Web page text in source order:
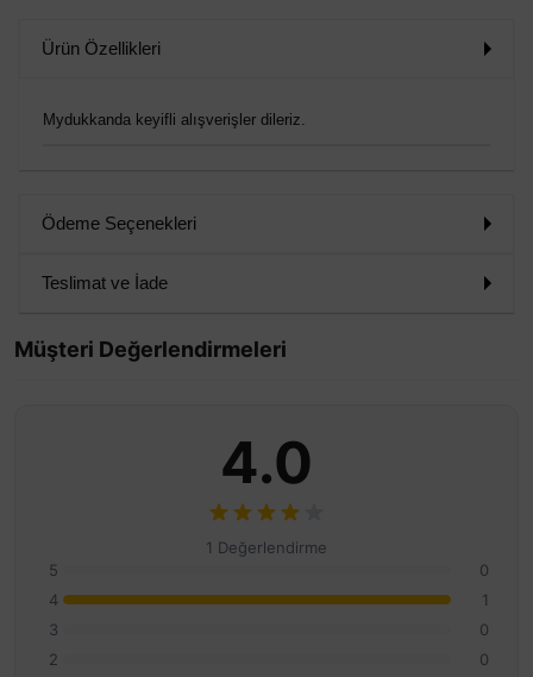
Ürün Özellikleri
Mydukkanda keyifli alışverişler dileriz.
Ödeme Seçenekleri
Teslimat ve İade
Müşteri Değerlendirmeleri
4.0
1 Değerlendirme
5
0
4
1
3
0
2
0